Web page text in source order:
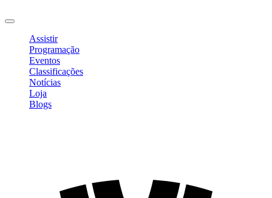
Assistir
Programação
Eventos
Classificações
Notícias
Loja
Blogs